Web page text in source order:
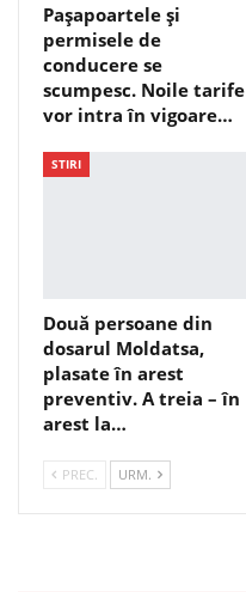
Pașapoartele și
permisele de
conducere se
scumpesc. Noile tarife
vor intra în vigoare…
STIRI
Două persoane din
dosarul Moldatsa,
plasate în arest
preventiv. A treia – în
arest la…
PREC. URM.